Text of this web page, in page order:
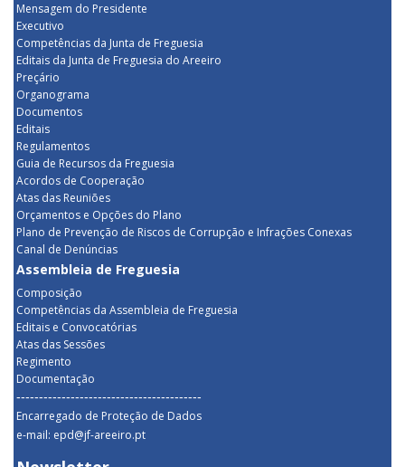
Mensagem do Presidente
Executivo
Competências da Junta de Freguesia
Editais da Junta de Freguesia do Areeiro
Preçário
Organograma
Documentos
Editais
Regulamentos
Guia de Recursos da Freguesia
Acordos de Cooperação
Atas das Reuniões
Orçamentos e Opções do Plano
Plano de Prevenção de Riscos de Corrupção e Infrações Conexas
Canal de Denúncias
Assembleia de Freguesia
Composição
Competências da Assembleia de Freguesia
Editais e Convocatórias
Atas das Sessões
Regimento
Documentação
-----------------------------------------
Encarregado de Proteção de Dados
e-mail: epd@jf-areeiro.pt